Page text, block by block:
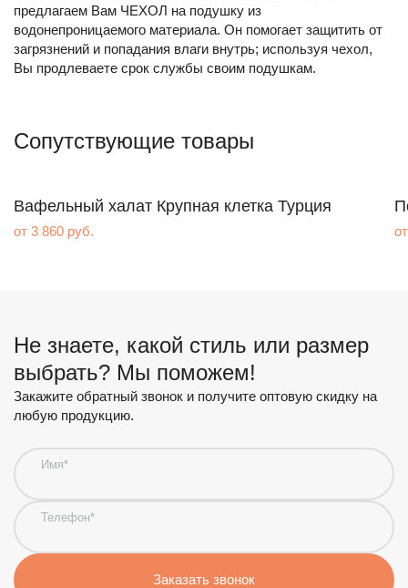
предлагаем Вам ЧЕХОЛ на подушку из
водонепроницаемого материала. Он помогает защитить от
загрязнений и попадания влаги внутрь; используя чехол,
Вы продлеваете срок службы своим подушкам.
Сопутствующие товары
Вафельный халат Крупная клетка Турция
от 3 860 руб.
Не знаете, какой стиль или размер
выбрать? Мы поможем!
Закажите обратный звонок и получите оптовую скидку на
любую продукцию.
Имя*
Телефон*
Заказать звонок
руб.
Имя*
Телефон*
Почта
Комментарий